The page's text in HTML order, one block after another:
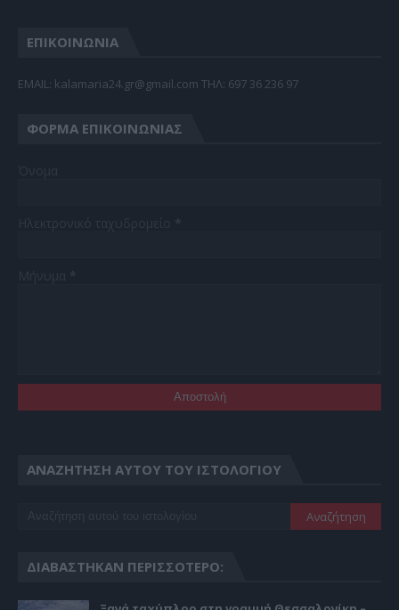
ΕΠΙΚΟΙΝΩΝΙΑ
EMAIL: kalamaria24.gr@gmail.com TΗΛ: 697 36 236 97
ΦΌΡΜΑ ΕΠΙΚΟΙΝΩΝΊΑΣ
ΑΝΑΖΉΤΗΣΗ ΑΥΤΟΎ ΤΟΥ ΙΣΤΟΛΟΓΊΟΥ
ΔΙΑΒΆΣΤΗΚΑΝ ΠΕΡΙΣΣΌΤΕΡΟ: